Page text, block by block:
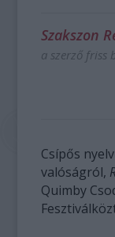
Szakszon
a szerző friss
Csípős
valóságról,
Quimby